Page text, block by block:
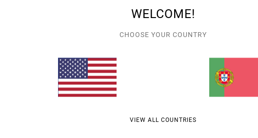
MUITO PEQUENO
DEMASIADO GRANDE
Mostrar original - Francês
RELAÇÃO QUALIDADE/PREÇO : TAMANHO PERFEITOMATERIAL
EU RECOMENDO ESTE PRODUTO
WELCOME!
CHOOSE YOUR COUNTRY
VIEW ALL COUNTRIES